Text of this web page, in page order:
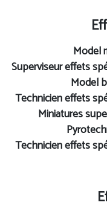
Model
Superviseur effets
Model
Technicien effets
Miniatures
Technicien effets